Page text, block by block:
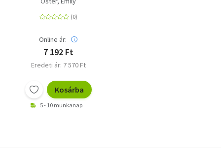
Years
Online ár:
7 192 Ft
Eredeti ár: 7 570 Ft
Kosárba
5 - 10 munkanap